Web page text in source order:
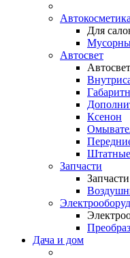
Для
Автосвет
Автосвет
Ксенон
Запчасти
Запчасти
Дача и дом